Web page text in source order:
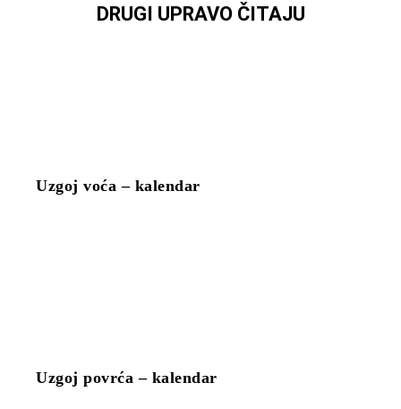
DRUGI UPRAVO ČITAJU
Uzgoj voća – kalendar
Uzgoj povrća – kalendar